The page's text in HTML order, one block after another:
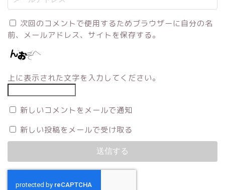
次回のコメントで使用するためブラウザーに自分の名
前、メールアドレス、サイトを保存する。
上に表示された文字を入力してください。
新しいコメントをメールで通知
新しい投稿をメールで受け取る